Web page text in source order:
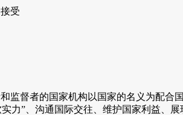
受
督者的国家机构以国家的名义为配合
力”、沟通国际交往、维护国家利益